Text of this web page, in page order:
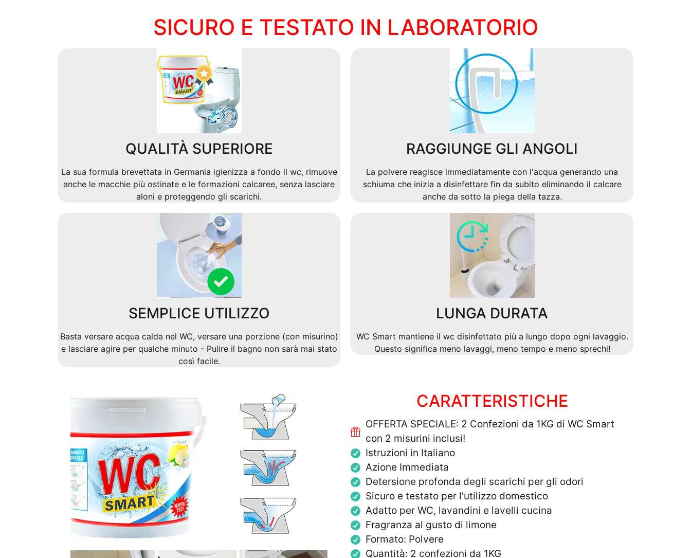
SICURO E TESTATO IN LABORATORIO
QUALITÀ SUPERIORE
La sua formula brevettata in Germania igienizza a fondo il wc, rimuove
anche le macchie più ostinate e le formazioni calcaree, senza lasciare
aloni e proteggendo gli scarichi.
SEMPLICE UTILIZZO
Basta versare acqua calda nel WC, versare una porzione (con misurino)
e lasciare agire per qualche minuto - Pulire il bagno non sarà mai stato
così facile.
RAGGIUNGE GLI ANGOLI
La polvere reagisce immediatamente con l'acqua generando una
schiuma che inizia a disinfettare fin da subito eliminando il calcare
anche da sotto la piega della tazza.
LUNGA DURATA
WC Smart mantiene il wc disinfettato più a lungo dopo ogni lavaggio.
Questo significa meno lavaggi, meno tempo e meno sprechi!
CARATTERISTICHE
OFFERTA SPECIALE: 2 Confezioni da 1KG di WC Smart
con 2 misurini inclusi!
Istruzioni in Italiano
Azione Immediata
Detersione profonda degli scarichi per gli odori
Sicuro e testato per l'utilizzo domestico
Adatto per WC, lavandini e lavelli cucina
Fragranza al gusto di limone
Formato: Polvere
Quantità: 2 confezioni da 1KG